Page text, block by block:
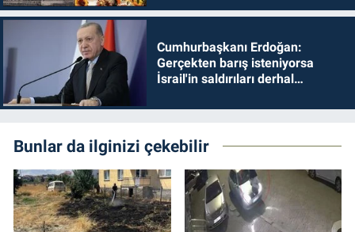
Cumhurbaşkanı Erdoğan:
Gerçekten barış isteniyorsa
İsrail'in saldırıları derhal
Bunlar da ilginizi çekebilir